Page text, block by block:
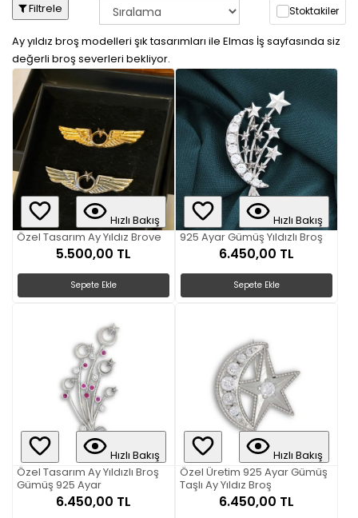
Filtrele Stoktakiler
Ay yıldız broş modelleri şık tasarımları ile Elmas İş sayfasında siz
değerli broş severleri bekliyor.
Hızlı Bakış
Özel Tasarım Ay Yıldız Brove
5.500,00 TL
Sepete Ekle
Hızlı Bakış
925 Ayar Gümüş Yıldızlı Broş
6.450,00 TL
Sepete Ekle
Hızlı Bakış
Özel Tasarım Ay Yıldızlı Broş
Gümüş 925 Ayar
6.450,00 TL
Hızlı Bakış
Özel Üretim 925 Ayar Gümüş
Taşlı Ay Yıldız Broş
6.450,00 TL